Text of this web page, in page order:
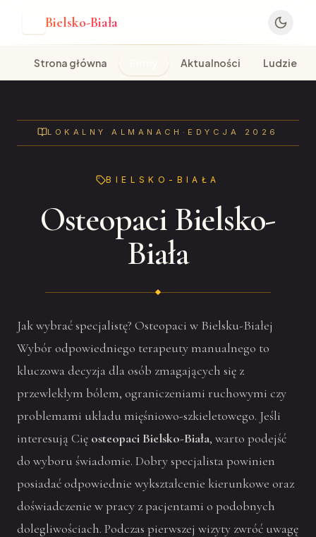
Bielsko-Biała
Strona główna Aktualności Ludzie
LOKALNY ALMANACH · EDYCJA 2026
BIELSKO-BIAŁA
Osteopaci Bielsko-
Biała
Jak wybrać specjalistę? Osteopaci w Bielsku-Białej
Wybór odpowiedniego terapeuty manualnego to
kluczowa decyzja dla osób zmagających się z
przewlekłym bólem, ograniczeniami ruchowymi czy
problemami układu mięśniowo-szkieletowego. Jeśli
interesują Cię osteopaci Bielsko-Biała, warto podejść
do wyboru świadomie. Dobry specjalista powinien
posiadać odpowiednie wykształcenie kierunkowe oraz
doświadczenie w pracy z pacjentami o podobnych
dolegliwościach. Podczas pierwszej wizyty zwróć uwagę